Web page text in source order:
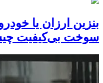
بنزین ارزان یا
سوخت بی‌کیفیت